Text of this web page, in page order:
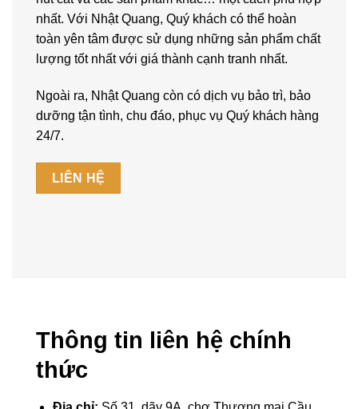
nhất. Với Nhật Quang, Quý khách có thể hoàn
toàn yên tâm được sử dụng những sản phẩm chất
lượng tốt nhất với giá thành cạnh tranh nhất.
Ngoài ra, Nhật Quang còn có dịch vụ bảo trì, bảo
dưỡng tận tình, chu đáo, phục vụ Quý khách hàng
24/7.
LIÊN HỆ
Thông tin liên hệ chính
thức